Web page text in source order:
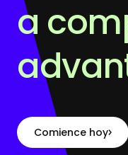
a
Comience hoy